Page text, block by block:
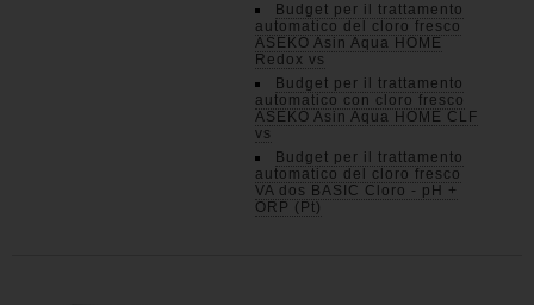
Budget per il trattamento
automatico del cloro fresco
ASEKO Asin Aqua HOME
Redox vs
Budget per il trattamento
automatico con cloro fresco
ASEKO Asin Aqua HOME CLF
vs
Budget per il trattamento
automatico del cloro fresco
VA dos BASIC Cloro - pH +
ORP (Pt)